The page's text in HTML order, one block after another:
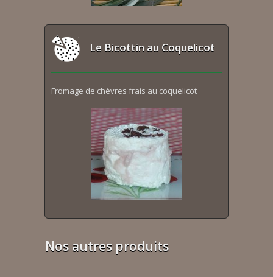
Le Bicottin au Coquelicot
Fromage de chèvres frais au coquelicot
Nos autres produits